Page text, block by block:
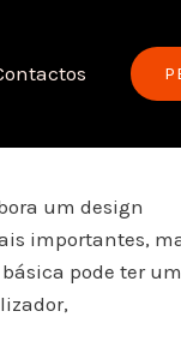
um design
importantes,
pode ter um